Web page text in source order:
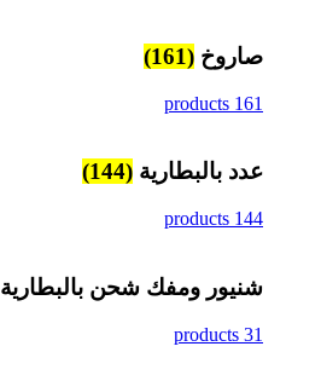
صاروخ (161)
161 products
عدد بالبطارية (144)
144 products
شنيور ومفك شحن بالبطارية
31 products